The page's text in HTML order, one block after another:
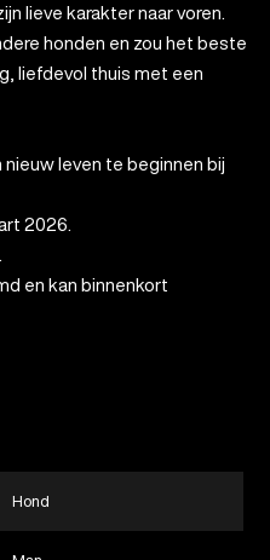
lieve karakter naar voren.
honden en zou het beste
liefdevol thuis met een
nieuw leven te beginnen bij
2026.
en kan binnenkort
Hond